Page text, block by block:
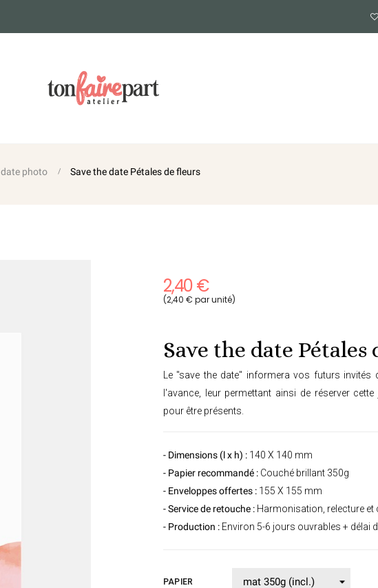
photo Save the date Pétales de fleurs
2,40 €
(2,40 € par unité)
Save the date Pétales
Le "save the date" informera vos futurs
l'avance, leur permettant ainsi de réserver
pour être présents.
- Dimensions (l x h) : 140 X 140 mm
- Papier recommandé : Couché brillant 350g
- Enveloppes offertes : 155 X 155 mm
- Service de retouche : Harmonisation, relecture et
- Production : Environ 5-6 jours ouvrables + délai
PAPIER